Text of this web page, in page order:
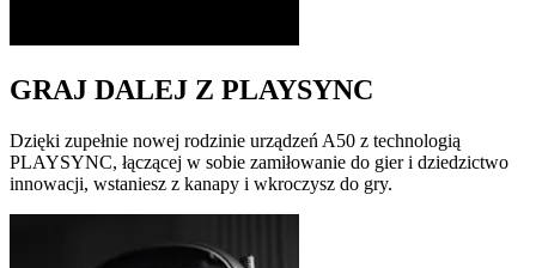
GRAJ DALEJ Z PLAYSYNC
Dzięki zupełnie nowej rodzinie urządzeń A50 z technologią
PLAYSYNC, łączącej w sobie zamiłowanie do gier i dziedzictwo
innowacji, wstaniesz z kanapy i wkroczysz do gry.